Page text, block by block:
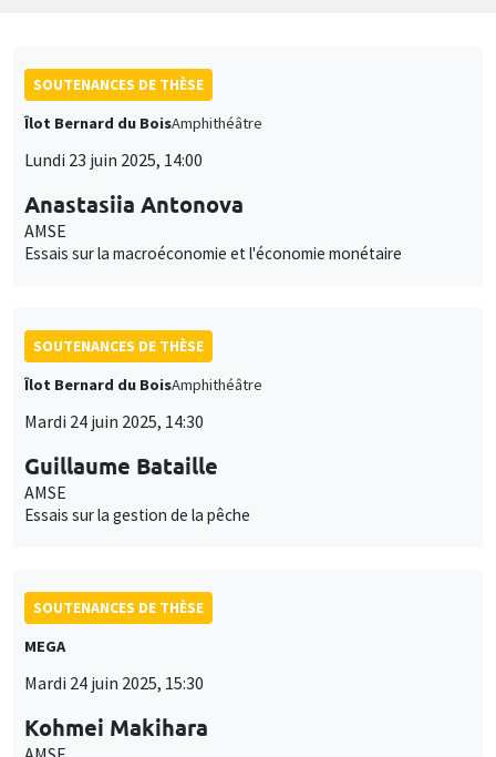
SOUTENANCES DE THÈSE
Îlot Bernard du BoisAmphithéâtre
Lundi 23 juin 2025, 14:00
Anastasiia Antonova
AMSE
Essais sur la macroéconomie et l'économie monétaire
SOUTENANCES DE THÈSE
Îlot Bernard du BoisAmphithéâtre
Mardi 24 juin 2025, 14:30
Guillaume Bataille
AMSE
Essais sur la gestion de la pêche
SOUTENANCES DE THÈSE
MEGA
Mardi 24 juin 2025, 15:30
Kohmei Makihara